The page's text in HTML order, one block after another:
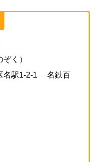
く）
名駅1-2-1 名鉄百